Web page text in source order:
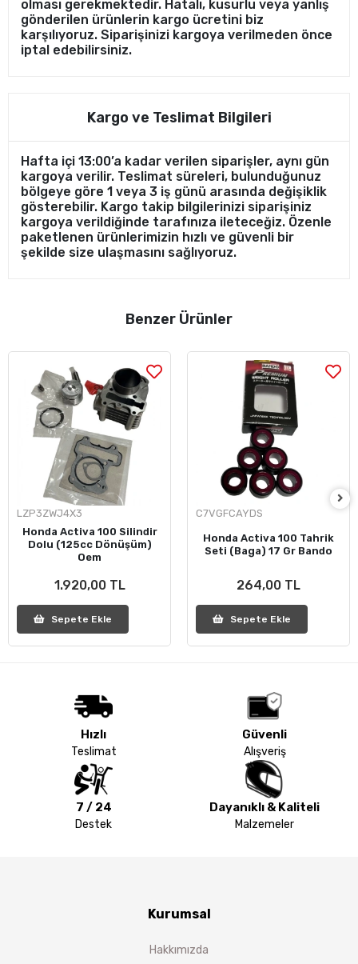
olması gerekmektedir. Hatalı, kusurlu veya yanlış
gönderilen ürünlerin kargo ücretini biz
karşılıyoruz. Siparişinizi kargoya verilmeden önce
iptal edebilirsiniz.
Kargo ve Teslimat Bilgileri
Hafta içi 13:00’a kadar verilen siparişler, aynı gün
kargoya verilir. Teslimat süreleri, bulunduğunuz
bölgeye göre 1 veya 3 iş günü arasında değişiklik
gösterebilir. Kargo takip bilgilerinizi siparişiniz
kargoya verildiğinde tarafınıza ileteceğiz. Özenle
paketlenen ürünlerimizin hızlı ve güvenli bir
şekilde size ulaşmasını sağlıyoruz.
Benzer Ürünler
LZP3ZWJ4X3
Honda Activa 100 Silindir
Dolu (125cc Dönüşüm)
Oem
1.920,00 TL
Sepete Ekle
C7VGFCAYDS
Honda Activa 100 Tahrik
Seti (Baga) 17 Gr Bando
264,00 TL
Sepete Ekle
Hızlı
Teslimat
Güvenli
Alışveriş
7 / 24
Destek
Dayanıklı & Kaliteli
Malzemeler
Kurumsal
Hakkımızda